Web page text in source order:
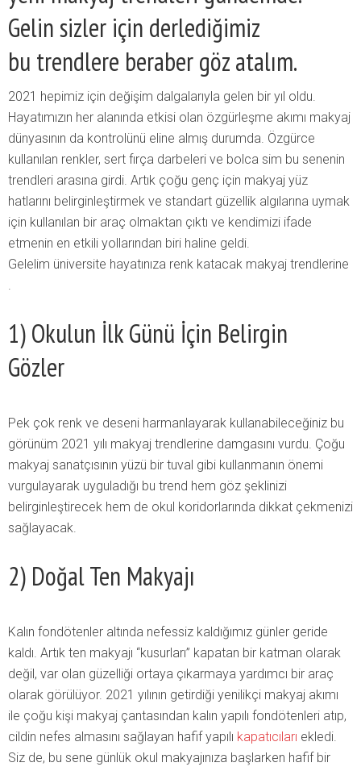
Gelin sizler için derlediğimiz
bu trendlere beraber göz atalım.
2021 hepimiz için değişim dalgalarıyla gelen bir yıl oldu.
Hayatımızın her alanında etkisi olan özgürleşme akımı makyaj
dünyasının da kontrolünü eline almış durumda. Özgürce
kullanılan renkler, sert fırça darbeleri ve bolca sim bu senenin
trendleri arasına girdi. Artık çoğu genç için makyaj yüz
hatlarını belirginleştirmek ve standart güzellik algılarına uymak
için kullanılan bir araç olmaktan çıktı ve kendimizi ifade
etmenin en etkili yollarından biri haline geldi.
Gelelim üniversite hayatınıza renk katacak makyaj trendlerine
.
1) Okulun İlk Günü İçin Belirgin
Gözler
Pek çok renk ve deseni harmanlayarak kullanabileceğiniz bu
görünüm 2021 yılı makyaj trendlerine damgasını vurdu. Çoğu
makyaj sanatçısının yüzü bir tuval gibi kullanmanın önemi
vurgulayarak uyguladığı bu trend hem göz şeklinizi
belirginleştirecek hem de okul koridorlarında dikkat çekmenizi
sağlayacak.
2) Doğal Ten Makyajı
Kalın fondötenler altında nefessiz kaldığımız günler geride
kaldı. Artık ten makyajı “kusurları” kapatan bir katman olarak
değil, var olan güzelliği ortaya çıkarmaya yardımcı bir araç
olarak görülüyor. 2021 yılının getirdiği yenilikçi makyaj akımı
ile çoğu kişi makyaj çantasından kalın yapılı fondötenleri atıp,
cildin nefes almasını sağlayan hafif yapılı kapatıcıları ekledi.
Siz de, bu sene günlük okul makyajınıza başlarken hafif bir